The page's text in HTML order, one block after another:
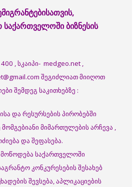
ბიზნესის
, სკაიპი- medgeo.net ,
შეგიძლიათ მიიღოთ
შემდეგ საკითხებზე :
და რესურსების პირობებში
მომგებიანი მიმართულების არჩევა ,
და შეფასება.
მოწოდება საქართველოში
კონკურესების შესახებ
შევსება, აპლიკაციების